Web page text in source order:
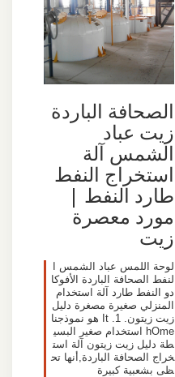
الصحافة الباردة
زيت عباد
الشمس آلة
استخراج النفط
طارد النفط |
مورد معصرة
زيت
لوحة اللمس عباد الشمس ا
لنفط الصحافة الباردة الأفوكا
دو النفط طارد آلة استخدام
المنزلي صغيرة مصغرة دليل
زيت زيتون. 1. It هو نموذجنا
hOme استخدام صغير البسي
طة دليل زيت زيتون آلة است
خراج الصحافة الباردة,أنها تح
ظى بشعبية كبيرة